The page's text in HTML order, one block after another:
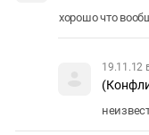
хорошо что
19.11.12